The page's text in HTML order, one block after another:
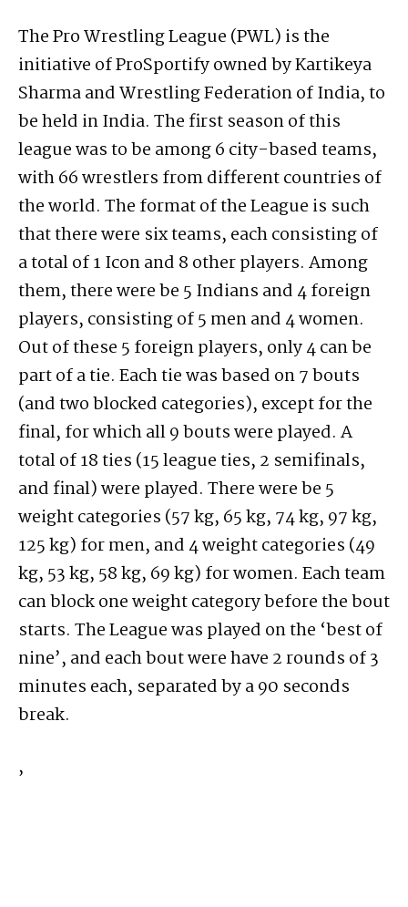
The Pro Wrestling League (PWL) is the
initiative of ProSportify owned by Kartikeya
Sharma and Wrestling Federation of India, to
be held in India. The first season of this
league was to be among 6 city-based teams,
with 66 wrestlers from different countries of
the world. The format of the League is such
that there were six teams, each consisting of
a total of 1 Icon and 8 other players. Among
them, there were be 5 Indians and 4 foreign
players, consisting of 5 men and 4 women.
Out of these 5 foreign players, only 4 can be
part of a tie. Each tie was based on 7 bouts
(and two blocked categories), except for the
final, for which all 9 bouts were played. A
total of 18 ties (15 league ties, 2 semifinals,
and final) were played. There were be 5
weight categories (57 kg, 65 kg, 74 kg, 97 kg,
125 kg) for men, and 4 weight categories (49
kg, 53 kg, 58 kg, 69 kg) for women. Each team
can block one weight category before the bout
starts. The League was played on the ‘best of
nine’, and each bout were have 2 rounds of 3
minutes each, separated by a 90 seconds
break.
,